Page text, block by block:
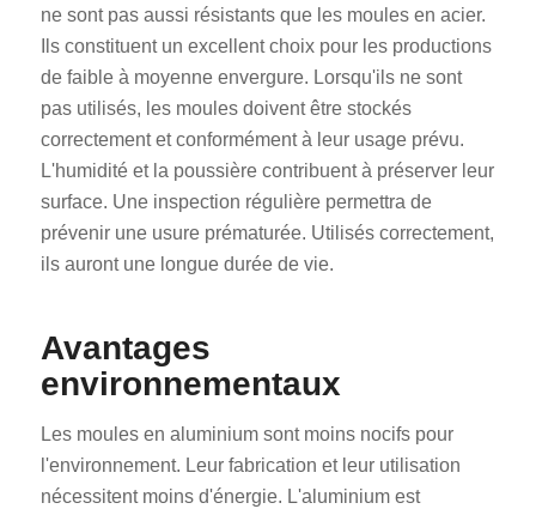
ne sont pas aussi résistants que les moules en acier.
Ils constituent un excellent choix pour les productions
de faible à moyenne envergure. Lorsqu'ils ne sont
pas utilisés, les moules doivent être stockés
correctement et conformément à leur usage prévu.
L'humidité et la poussière contribuent à préserver leur
surface. Une inspection régulière permettra de
prévenir une usure prématurée. Utilisés correctement,
ils auront une longue durée de vie.
Avantages
environnementaux
Les moules en aluminium sont moins nocifs pour
l'environnement. Leur fabrication et leur utilisation
nécessitent moins d'énergie. L'aluminium est